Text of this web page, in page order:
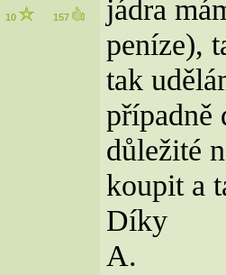
10 157
jádra
peníze),
tak
případně
důležité
koupit a
Díky
A.